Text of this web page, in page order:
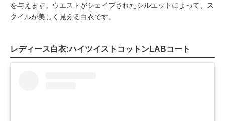
を与えます。ウエストがシェイプされたシルエットによって、ス
タイルが美しく見える白衣です。
レディース白衣:ハイツイストコットンLABコート